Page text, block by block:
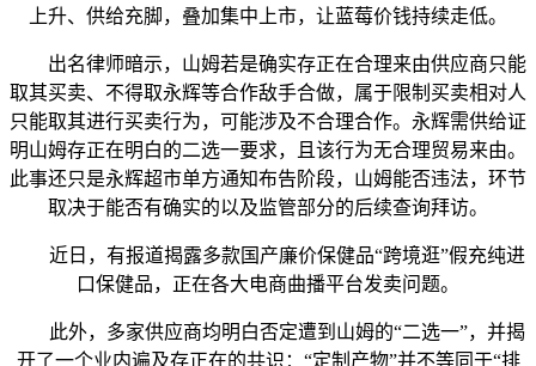
上升、供给充脚，叠加集中上市，让蓝莓价钱持续走低。
出名律师暗示，山姆若是确实存正在合理来由供应商只能
取其买卖、不得取永辉等合作敌手合做，属于限制买卖相对人
只能取其进行买卖行为，可能涉及不合理合作。永辉需供给证
明山姆存正在明白的二选一要求，且该行为无合理贸易来由。
此事还只是永辉超市单方通知布告阶段，山姆能否违法，环节
取决于能否有确实的以及监管部分的后续查询拜访。
近日，有报道揭露多款国产廉价保健品“跨境逛”假充纯进
口保健品，正在各大电商曲播平台发卖问题。
此外，多家供应商均明白否定遭到山姆的“二选一”，并揭
开了一个业内遍及存正在的共识：“定制产物”并不等同于“排